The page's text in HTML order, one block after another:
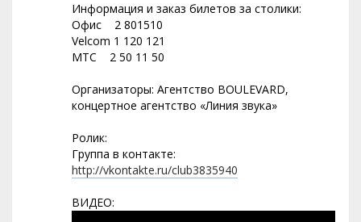
Информация и заказ билетов за столики:
Офис 2 801510
Velcom 1 120 121
МТС 2 50 11 50
Организаторы: Агентство BOULEVARD,
концертное агентство «Линия звука»
Ролик:
Группа в контакте:
http://vkontakte.ru/club3835940
ВИДЕО: